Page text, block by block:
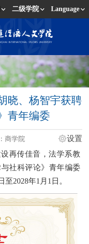
二级学院 Language
晓、杨智宇获聘
青年编委
商学院
设置
再传佳音，法学系教
社科评论》青年编委
2028年1月1日。